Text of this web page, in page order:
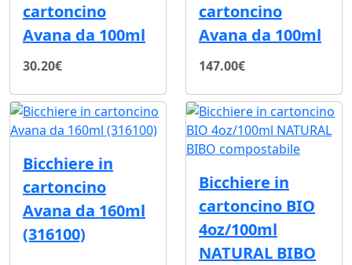
cartoncino
Avana da 100ml
30.20€
cartoncino
Avana da 100ml
147.00€
Bicchiere in
cartoncino
Avana da 160ml
(316100)
Bicchiere in
cartoncino BIO
4oz/100ml
NATURAL BIBO